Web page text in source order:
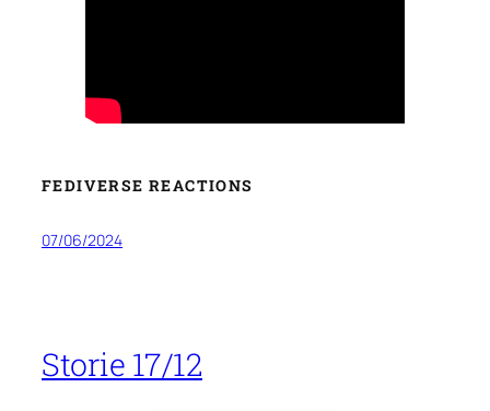
FEDIVERSE REACTIONS
07/06/2024
Storie 17/12